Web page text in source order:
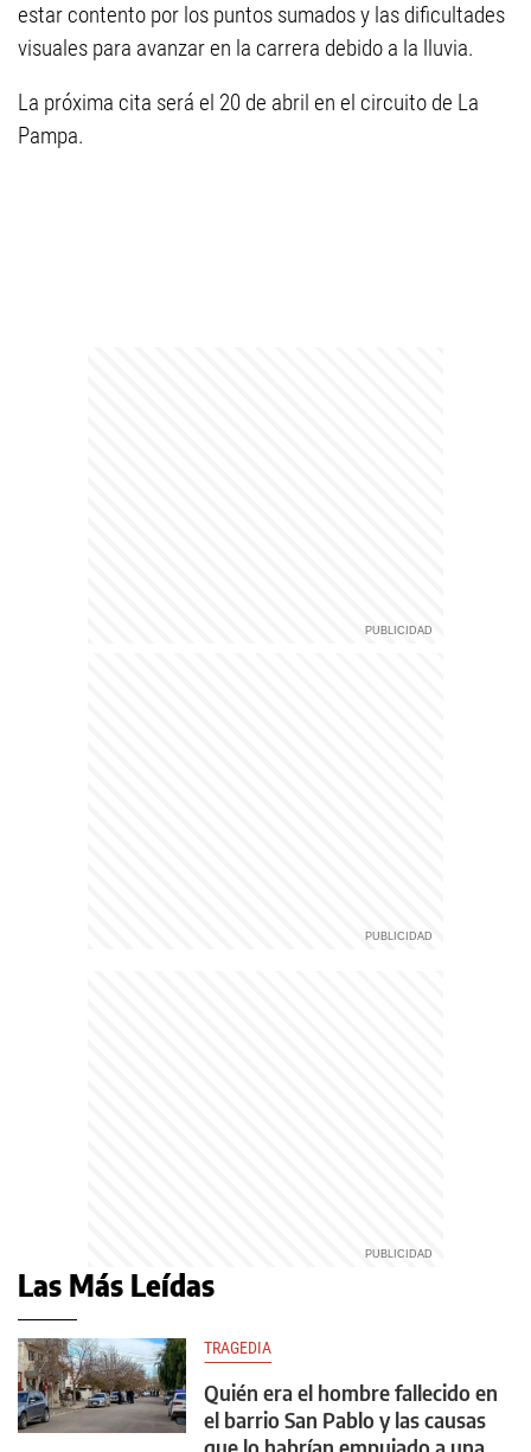
estar contento por los puntos sumados y las dificultades
visuales para avanzar en la carrera debido a la lluvia.
La próxima cita será el 20 de abril en el circuito de La
Pampa.
Las Más Leídas
TRAGEDIA
Quién era el hombre fallecido en
el barrio San Pablo y las causas